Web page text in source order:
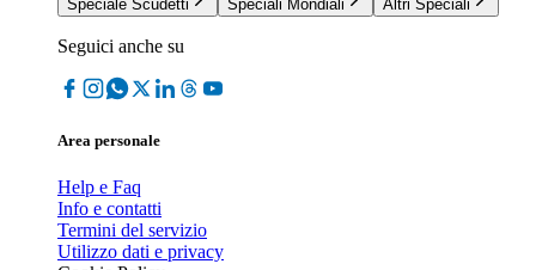
Speciale Scudetti
Speciali Mondiali Altri Speciali
Seguici anche su
Area personale
Help e Faq
Info e contatti
Termini del servizio
Utilizzo dati e privacy